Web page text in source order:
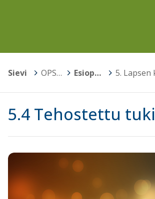
Sievi OPS 2016 > Esiopetuksen opetussuunnitelma >
5.4 Tehostettu tuki